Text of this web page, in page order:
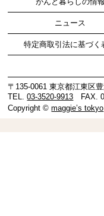
ニュース
特定商取引法に基づく
〒135-0061 東京都江東区
TEL.03-3520-9913 FAX.
Copyright ©maggie’s tokyo